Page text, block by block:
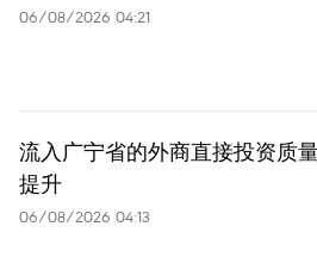
06/08/2026 04:21
流入广宁省的外商直接投资质
提升
06/08/2026 04:13